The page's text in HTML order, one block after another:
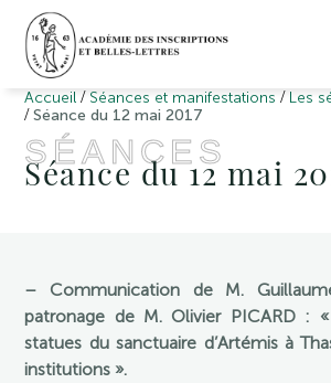
Accueil / Séances et manifestations / Les
/Séance du 12 mai 2017
SÉANCES
Séance du 12 mai
– Communication de M.
patronage de M. Olivier PICARD :
statues du sanctuaire d’Artémis à
institutions ».